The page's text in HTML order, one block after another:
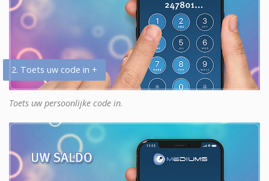
2. Toets uw code in +
Toets uw persoonlijke code in.